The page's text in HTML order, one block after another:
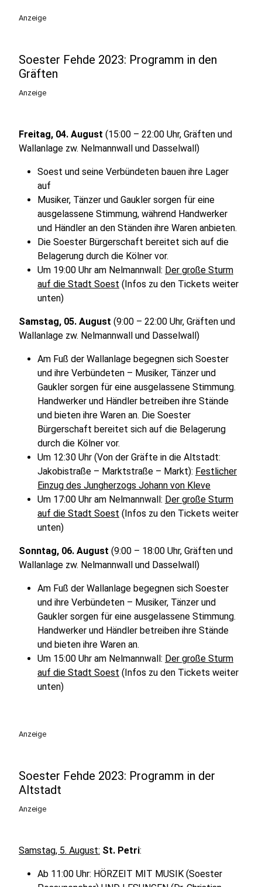
Anzeige
Soester Fehde 2023: Programm in den
Gräften
Anzeige
Freitag, 04. August (15:00 – 22:00 Uhr, Gräften und
Wallanlage zw. Nelmannwall und Dasselwall)
Soest und seine Verbündeten bauen ihre Lager
auf
Musiker, Tänzer und Gaukler sorgen für eine
ausgelassene Stimmung, während Handwerker
und Händler an den Ständen ihre Waren anbieten.
Die Soester Bürgerschaft bereitet sich auf die
Belagerung durch die Kölner vor.
Um 19:00 Uhr am Nelmannwall: Der große Sturm
auf die Stadt Soest (Infos zu den Tickets weiter
unten)
Samstag, 05. August (9:00 – 22:00 Uhr, Gräften und
Wallanlage zw. Nelmannwall und Dasselwall)
Am Fuß der Wallanlage begegnen sich Soester
und ihre Verbündeten – Musiker, Tänzer und
Gaukler sorgen für eine ausgelassene Stimmung.
Handwerker und Händler betreiben ihre Stände
und bieten ihre Waren an. Die Soester
Bürgerschaft bereitet sich auf die Belagerung
durch die Kölner vor.
Um 12:30 Uhr (Von der Gräfte in die Altstadt:
Jakobistraße – Marktstraße – Markt): Festlicher
Einzug des Jungherzogs Johann von Kleve
Um 17:00 Uhr am Nelmannwall: Der große Sturm
auf die Stadt Soest (Infos zu den Tickets weiter
unten)
Sonntag, 06. August (9:00 – 18:00 Uhr, Gräften und
Wallanlage zw. Nelmannwall und Dasselwall)
Am Fuß der Wallanlage begegnen sich Soester
und ihre Verbündeten – Musiker, Tänzer und
Gaukler sorgen für eine ausgelassene Stimmung.
Handwerker und Händler betreiben ihre Stände
und bieten ihre Waren an.
Um 15:00 Uhr am Nelmannwall: Der große Sturm
auf die Stadt Soest (Infos zu den Tickets weiter
unten)
Anzeige
Soester Fehde 2023: Programm in der
Altstadt
Anzeige
Samstag, 5. August: St. Petri:
Ab 11:00 Uhr: HÖRZEIT MIT MUSIK (Soester